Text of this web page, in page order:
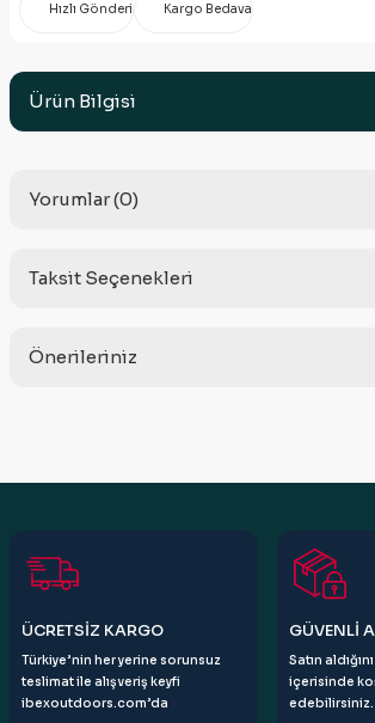
Hızlı Gönderi Kargo Bedava
Ürün Bilgisi
Yorumlar (0)
Taksit Seçenekleri
Önerileriniz
Görüş ve önerileriniz için teşekkür ederiz.
Ürün resmi kalitesiz, bozuk veya
Ürün açıklamasında eksik bilgiler bulunuyor.
Bu ürüne benzer farklı alternatifler olmalı.
ÜCRETSİZ KARGO
Türkiye’nin her yerine sorunsuz
teslimat ile alışveriş keyfi
ibexoutdoors.com’da
GÜVENLİ
Satın
içerisinde
edebilirsiniz.